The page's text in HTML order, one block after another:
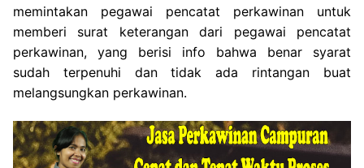
memintakan pegawai pencatat perkawinan untuk
memberi surat keterangan dari pegawai pencatat
perkawinan, yang berisi info bahwa benar syarat
sudah terpenuhi dan tidak ada rintangan buat
melangsungkan perkawinan.